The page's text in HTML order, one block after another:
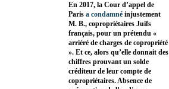
En 2017, la Cour d’appel de
Paris a condamné injustement
M. B., copropriétaires Juifs
français, pour un prétendu «
arriéré de charges de copropriété
». Et ce, alors qu’elle donnait des
chiffres prouvant un solde
créditeur de leur compte de
copropriétaires. Absence de